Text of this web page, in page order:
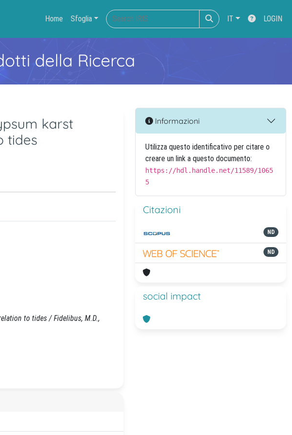
Home Sfoglia IT LOGIN
della Ricerca
karst
tides
to tides / Fidelibus, M.D.,
Informazioni
Utilizza questo identificativo per citare o
creare un link a questo documento:
https://hdl.handle.net/11589/1065
5
Citazioni
ND
ND
social impact